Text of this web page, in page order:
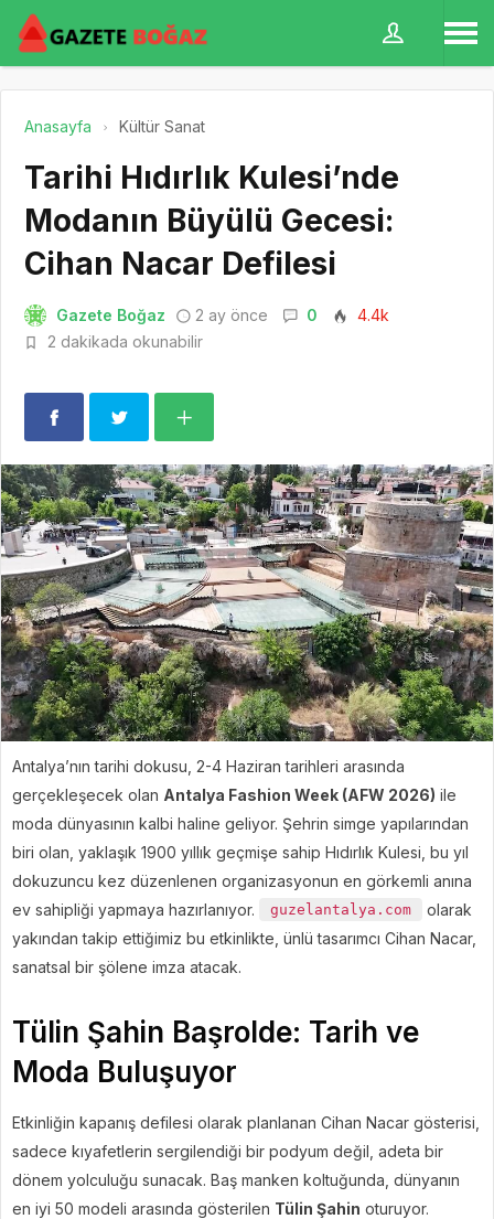
Anasayfa Kültür Sanat
Tarihi Hıdırlık Kulesi’nde
Modanın Büyülü Gecesi:
Cihan Nacar Defilesi
Gazete Boğaz 2 ay önce 0
4.4k
2 dakikada okunabilir
Antalya’nın tarihi dokusu, 2-4 Haziran tarihleri arasında
gerçekleşecek olan Antalya Fashion Week (AFW 2026) ile
moda dünyasının kalbi haline geliyor. Şehrin simge yapılarından
biri olan, yaklaşık 1900 yıllık geçmişe sahip Hıdırlık Kulesi, bu yıl
dokuzuncu kez düzenlenen organizasyonun en görkemli anına
ev sahipliği yapmaya hazırlanıyor.
guzelantalya.com
olarak
yakından takip ettiğimiz bu etkinlikte, ünlü tasarımcı Cihan Nacar,
sanatsal bir şölene imza atacak.
Tülin Şahin Başrolde: Tarih ve
Moda Buluşuyor
Etkinliğin kapanış defilesi olarak planlanan Cihan Nacar gösterisi,
sadece kıyafetlerin sergilendiği bir podyum değil, adeta bir
dönem yolculuğu sunacak. Baş manken koltuğunda, dünyanın
en iyi 50 modeli arasında gösterilen Tülin Şahin oturuyor.